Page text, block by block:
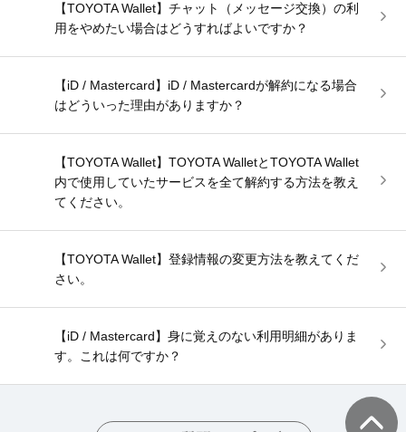
【TOYOTA Wallet】チャット（メッセージ交換）の利
用をやめたい場合はどうすればよいですか？
【iD / Mastercard】iD / Mastercardが解約になる場合
はどういった理由がありますか？
【TOYOTA Wallet】TOYOTA WalletとTOYOTA Wallet
内で使用していたサービスを全て解約する方法を教え
てください。
【TOYOTA Wallet】登録情報の変更方法を教えてくだ
さい。
【iD / Mastercard】身に覚えのない利用明細がありま
す。これは何ですか？